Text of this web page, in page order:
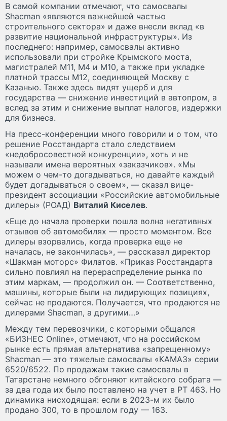
В самой компании отмечают, что самосвалы
Shacman «являются важнейшей частью
строительного сектора» и даже внесли вклад «в
развитие национальной инфраструктуры». Из
последнего: например, самосвалы активно
использовали при стройке Крымского моста,
магистралей М11, М4 и М10, а также при укладке
платной трассы М12, соединяющей Москву с
Казанью. Также здесь видят ущерб и для
государства — снижение инвестиций в автопром, а
вслед за этим и снижение выплат налогов, издержки
для бизнеса.
На пресс-конференции много говорили и о том, что
решение Росстандарта стало следствием
«недобросовестной конкуренции», хоть и не
называли имена вероятных «заказчиков». «Мы
можем о чем-то догадываться, но давайте каждый
будет догадываться о своем», — сказал вице-
президент ассоциации «Российские автомобильные
дилеры» (РОАД) Виталий Киселев.
«Еще до начала проверки пошла волна негативных
отзывов об автомобилях — просто моментом. Все
дилеры взорвались, когда проверка еще не
началась, не закончилась», — рассказал директор
«Шакман моторс» Филатов. «Приказ Росстандарта
сильно повлиял на перераспределение рынка по
этим маркам, — продолжил он. — Соответственно,
машины, которые были на лидирующих позициях,
сейчас не продаются. Получается, что продаются не
дилерами Shacman, а другими…»
Между тем перевозчики, с которыми общался
«БИЗНЕС Online», отмечают, что на российском
рынке есть прямая альтернатива «запрещенному»
Shacman — это тяжелые самосвалы «КАМАЗ» серии
6520/6522. По продажам такие самосвалы в
Татарстане немного обгоняют китайского собрата —
за два года их было поставлено на учет в РТ 463. Но
динамика нисходящая: если в 2023-м их было
продано 300, то в прошлом году — 163.